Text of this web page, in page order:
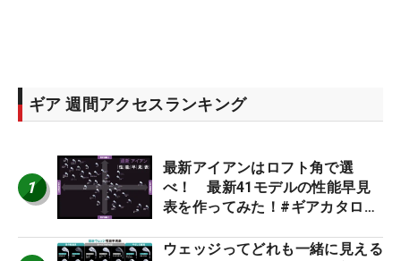
ギア 週間アクセスランキング
1
最新アイアンはロフト角で選
べ！ 最新41モデルの性能早見
表を作ってみた！#ギアカタログ
ウェッジってどれも一緒に見える